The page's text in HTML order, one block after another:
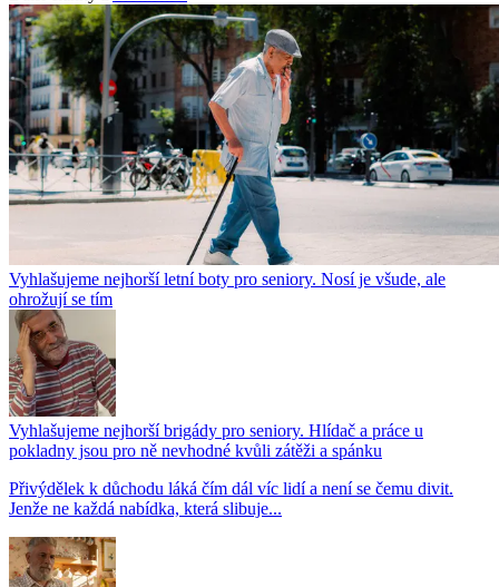
Vyhlašujeme nejhorší letní boty pro seniory. Nosí je všude, ale
ohrožují se tím
Vyhlašujeme nejhorší brigády pro seniory. Hlídač a práce u
pokladny jsou pro ně nevhodné kvůli zátěži a spánku
Přivýdělek k důchodu láká čím dál víc lidí a není se čemu divit.
Jenže ne každá nabídka, která slibuje...